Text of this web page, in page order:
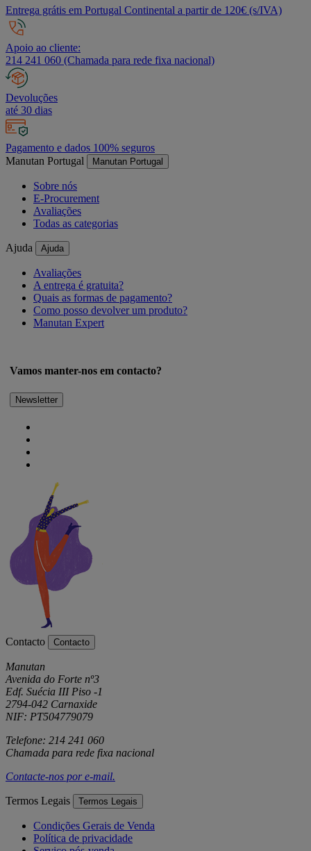
Entrega grátis em Portugal Continental a partir de 120€ (s/IVA)
Apoio ao cliente:
214 241 060 (Chamada para rede fixa nacional)
Devoluções
até 30 dias
Pagamento e dados 100% seguros
Manutan Portugal
Manutan Portugal
Sobre nós
E-Procurement
Avaliações
Todas as categorias
Ajuda Ajuda
Avaliações
A entrega é gratuita?
Quais as formas de pagamento?
Como posso devolver um produto?
Manutan Expert
Vamos manter-nos em contacto?
Newsletter
Contacto Contacto
Manutan
Avenida do Forte nº3
Edf. Suécia III Piso -1
2794-042 Carnaxide
NIF: PT504779079
Telefone: 214 241 060
Chamada para rede fixa nacional
Contacte-nos pore-mail.
Termos Legais Termos Legais
Condições Gerais de Venda
Política de privacidade